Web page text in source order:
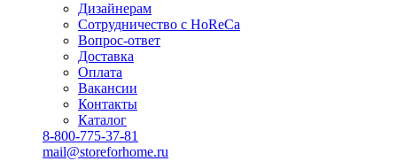
Дизайнерам
Сотрудничество с HoReCa
Вопрос-ответ
Доставка
Оплата
Вакансии
Контакты
Каталог
8-800-775-37-81
mail@storeforhome.ru